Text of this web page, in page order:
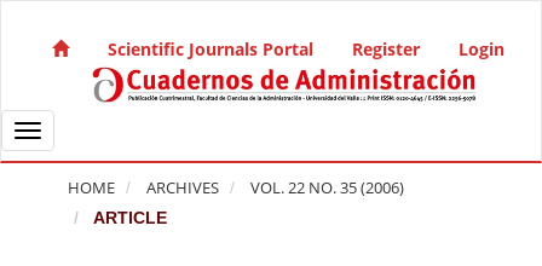
Main Navigation
Main Content
Sidebar
Scientific Journals Portal Register Login
Toggle navigation
HOME ARCHIVES VOL. 22 NO. 35 (2006)
ARTICLE